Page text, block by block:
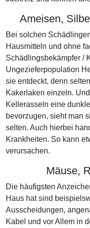
Ameisen,
Bei solchen
Hausmitteln und ohne
Schädlingsbekämpfer /
Ungezieferpopulation
sie entdeckt, denn
Kakerlaken einzeln.
Kellerasseln eine
bevorzugen, sieht man
selten. Auch hierbei
Krankheiten. So kann
verursachen.
Mäuse,
Die häufigsten
Haus hat sind
Ausscheidungen,
Kabel und vor Allem in